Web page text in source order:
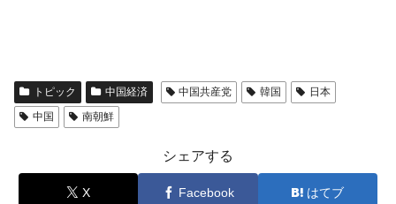
トピック 中国経済 中国共産党 韓国
日本
中国
南朝鮮
シェアする
X Facebook はてブ